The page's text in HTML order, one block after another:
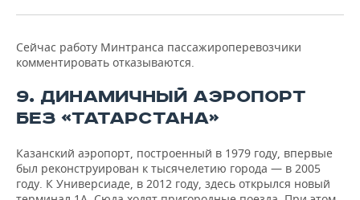
Сейчас работу Минтранса пассажироперевозчики
комментировать отказываются.
9. ДИНАМИЧНЫЙ АЭРОПОРТ
БЕЗ «ТАТАРСТАНА»
Казанский аэропорт, построенный в 1979 году, впервые
был реконструирован к тысячелетию города — в 2005
году. К Универсиаде, в 2012 году, здесь открылся новый